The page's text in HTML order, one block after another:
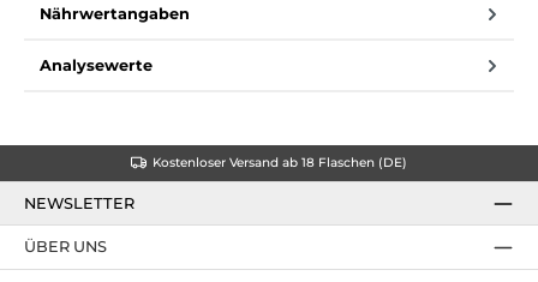
Nährwertangaben
Analysewerte
Kostenloser Versand ab 18 Flaschen (DE)
NEWSLETTER
ÜBER UNS